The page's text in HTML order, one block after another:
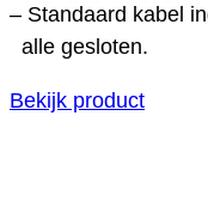
– Standaard kabel
alle gesloten.
Bekijk product